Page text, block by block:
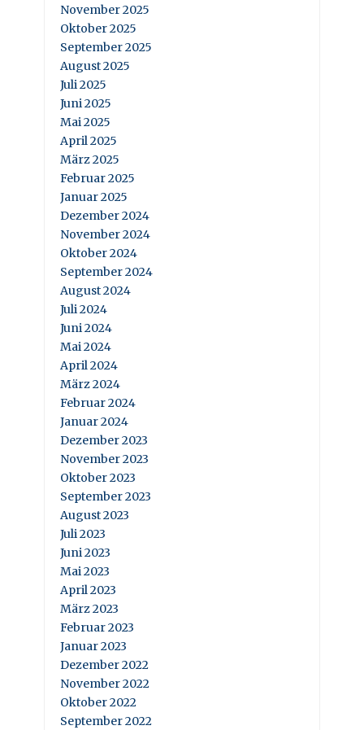
November 2025
Oktober 2025
September 2025
August 2025
Juli 2025
Juni 2025
Mai 2025
April 2025
März 2025
Februar 2025
Januar 2025
Dezember 2024
November 2024
Oktober 2024
September 2024
August 2024
Juli 2024
Juni 2024
Mai 2024
April 2024
März 2024
Februar 2024
Januar 2024
Dezember 2023
November 2023
Oktober 2023
September 2023
August 2023
Juli 2023
Juni 2023
Mai 2023
April 2023
März 2023
Februar 2023
Januar 2023
Dezember 2022
November 2022
Oktober 2022
September 2022